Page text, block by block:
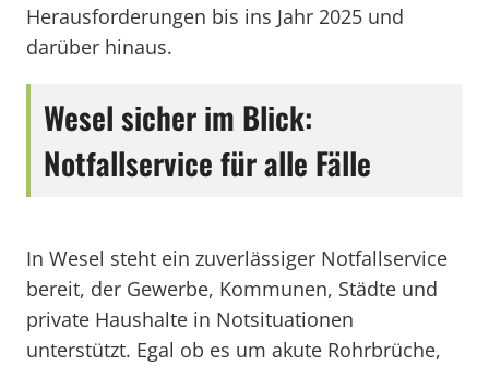
Herausforderungen bis ins Jahr 2025 und
darüber hinaus.
Wesel sicher im Blick:
Notfallservice für alle Fälle
In Wesel steht ein zuverlässiger Notfallservice
bereit, der Gewerbe, Kommunen, Städte und
private Haushalte in Notsituationen
unterstützt. Egal ob es um akute Rohrbrüche,